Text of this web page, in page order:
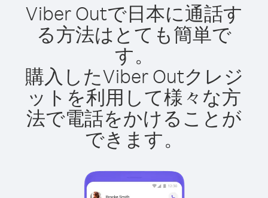
Viber Outで日本に通話す
る方法はとても簡単で
す。
購入したViber Outクレジ
ットを利用して様々な方
法で電話をかけることが
できます。